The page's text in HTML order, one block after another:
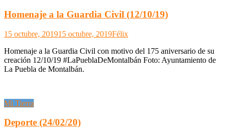
Homenaje a la Guardia Civil (12/10/19)
15 octubre, 201915 octubre, 2019Félix
Homenaje a la Guardia Civil con motivo del 175 aniversario de su
creación 12/10/19 #LaPueblaDeMontalbán Foto: Ayuntamiento de
La Puebla de Montalbán.
Mi Tierra
Deporte (24/02/20)